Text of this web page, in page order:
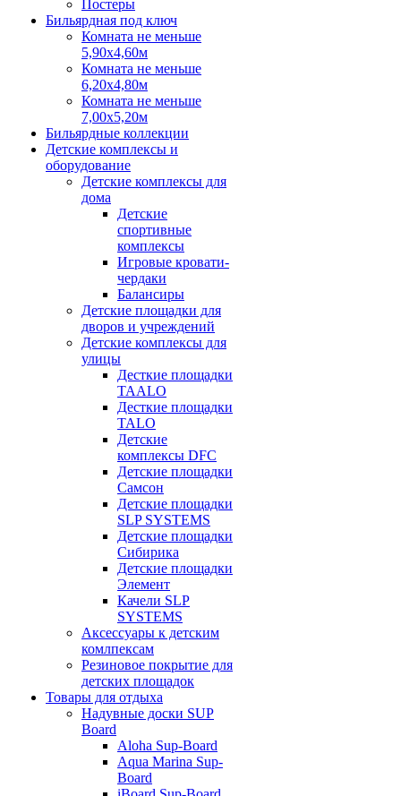
Постеры
Бильярдная под ключ
Комната не меньше
5,90х4,60м
Комната не меньше
6,20х4,80м
Комната не меньше
7,00х5,20м
Бильярдные коллекции
Детские комплексы и
оборудование
Детские комплексы для
дома
Детские
спортивные
комплексы
Игровые кровати-
чердаки
Балансиры
Детские площадки для
дворов и учреждений
Детские комплексы для
улицы
Десткие площадки
TAALO
Десткие площадки
TALO
Детские
комплексы DFC
Детские площадки
Самсон
Детские площадки
SLP SYSTEMS
Детские площадки
Сибирика
Детские площадки
Элемент
Качели SLP
SYSTEMS
Аксессуары к детским
комлпексам
Резиновое покрытие для
детских площадок
Товары для отдыха
Надувные доски SUP
Board
Aloha Sup-Board
Aqua Marina Sup-
Board